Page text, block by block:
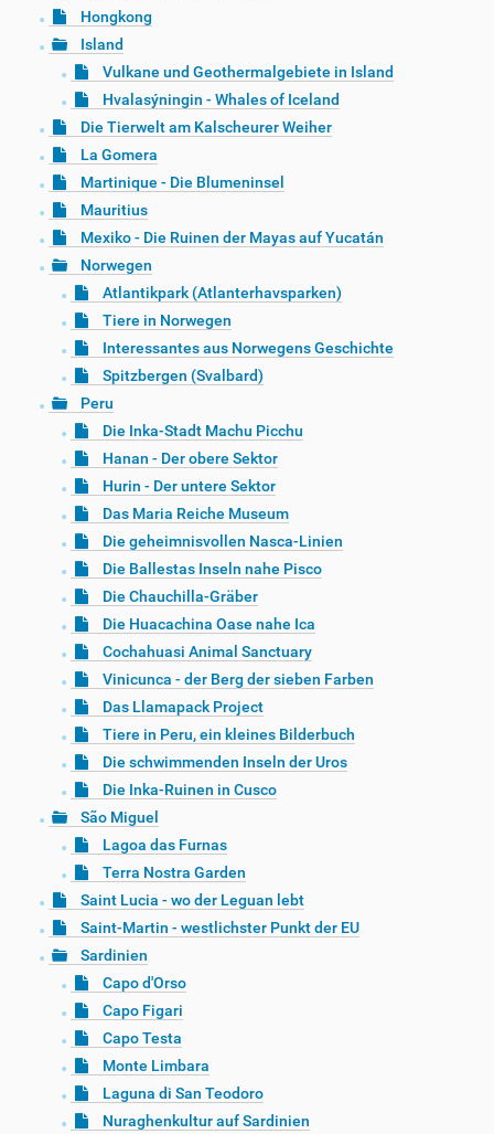
Hongkong
Island
Vulkane und Geothermalgebiete in Island
Hvalasýningin - Whales of Iceland
Die Tierwelt am Kalscheurer Weiher
La Gomera
Martinique - Die Blumeninsel
Mauritius
Mexiko - Die Ruinen der Mayas auf Yucatán
Norwegen
Atlantikpark (Atlanterhavsparken)
Tiere in Norwegen
Interessantes aus Norwegens Geschichte
Spitzbergen (Svalbard)
Peru
Die Inka-Stadt Machu Picchu
Hanan - Der obere Sektor
Hurin - Der untere Sektor
Das Maria Reiche Museum
Die geheimnisvollen Nasca-Linien
Die Ballestas Inseln nahe Pisco
Die Chauchilla-Gräber
Die Huacachina Oase nahe Ica
Cochahuasi Animal Sanctuary
Vinicunca - der Berg der sieben Farben
Das Llamapack Project
Tiere in Peru, ein kleines Bilderbuch
Die schwimmenden Inseln der Uros
Die Inka-Ruinen in Cusco
São Miguel
Lagoa das Furnas
Terra Nostra Garden
Saint Lucia - wo der Leguan lebt
Saint-Martin - westlichster Punkt der EU
Sardinien
Capo d'Orso
Capo Figari
Capo Testa
Monte Limbara
Laguna di San Teodoro
Nuraghenkultur auf Sardinien